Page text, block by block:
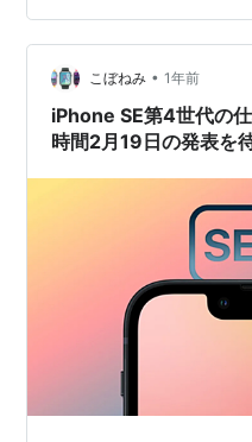
こぼねみ • 1年前
iPhone SE第4世代の
時間2月19日の発表を